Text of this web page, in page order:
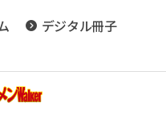
デジタル冊子